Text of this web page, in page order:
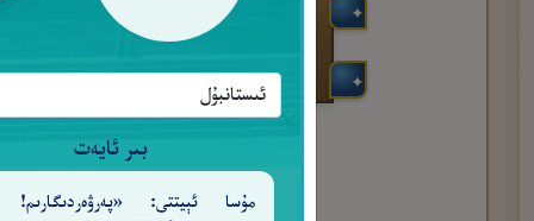
بىر ئايەت
مۇسا ئېيتتى: